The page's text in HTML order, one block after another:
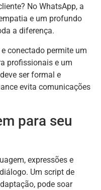
No WhatsApp, a
e um profundo
a diferença.
conectado permite um
profissionais e um
ser formal e
evita comunicações
para seu
expressões e
Um script de
pode soar